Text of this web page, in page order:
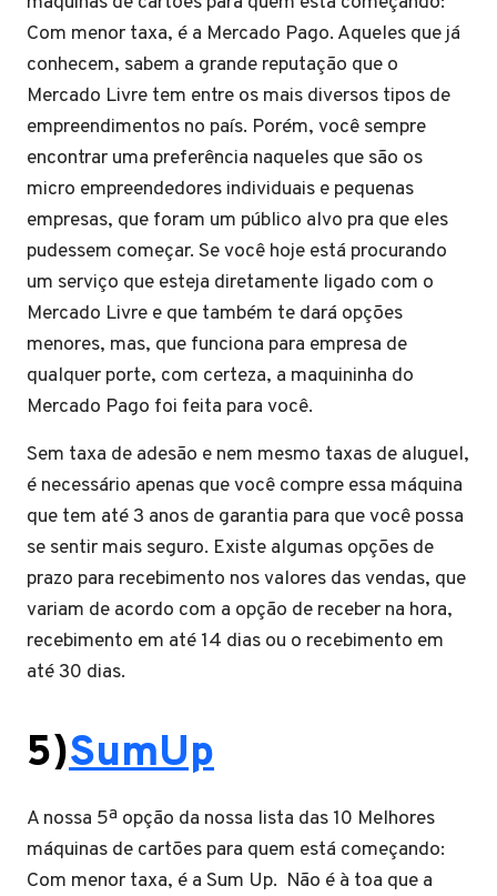
Com menor taxa, é a Mercado Pago. Aqueles que já
conhecem, sabem a grande reputação que o
Mercado Livre tem entre os mais diversos tipos de
empreendimentos no país. Porém, você sempre
encontrar uma preferência naqueles que são os
micro empreendedores individuais e pequenas
empresas, que foram um público alvo pra que eles
pudessem começar. Se você hoje está procurando
um serviço que esteja diretamente ligado com o
Mercado Livre e que também te dará opções
menores, mas, que funciona para empresa de
qualquer porte, com certeza, a maquininha do
Mercado Pago foi feita para você.
Sem taxa de adesão e nem mesmo taxas de aluguel,
é necessário apenas que você compre essa máquina
que tem até 3 anos de garantia para que você possa
se sentir mais seguro. Existe algumas opções de
prazo para recebimento nos valores das vendas, que
variam de acordo com a opção de receber na hora,
recebimento em até 14 dias ou o recebimento em
até 30 dias.
5)SumUp
A nossa 5ª opção da nossa lista das 10 Melhores
máquinas de cartões para quem está começando:
Com menor taxa, é a Sum Up. Não é à toa que a